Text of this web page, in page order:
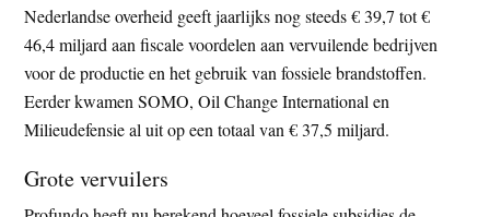
Nederlandse overheid geeft jaarlijks nog steeds € 39,7 tot €
46,4 miljard aan fiscale voordelen aan vervuilende bedrijven
voor de productie en het gebruik van fossiele brandstoffen.
Eerder kwamen SOMO, Oil Change International en
Milieudefensie al uit op een totaal van € 37,5 miljard.
Grote vervuilers